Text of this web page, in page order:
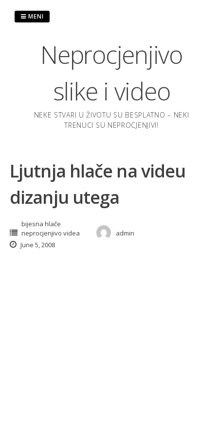
Neprocjenjivo
slike i video
NEKE STVARI U ŽIVOTU SU BESPLATNO – NEKI
TRENUCI SU NEPROCJENJIVI!
MENI
Ljutnja hlače na videu
dizanju utega
bijesna hlače
neprocjenjivo videa
admin
June 5, 2008